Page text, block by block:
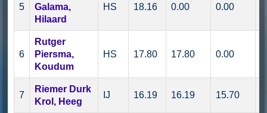
5
Galama,
Hilaard
HS 18.16 0.00 0.00
6
Rutger
Piersma,
Koudum
HS 17.80 17.80 0.00
7
Riemer Durk
Krol, Heeg
IJ 16.19 16.19 15.70